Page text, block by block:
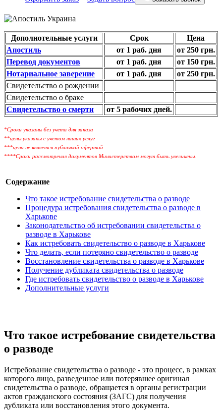
Дополнотельные услуги Срок
Цена
Апостиль
от 1 раб. дня
от 250 грн.
Перевод документов
от 1 раб. дня
от 150 грн.
Нотариальное заверение
от 1 раб. дня
от 250 грн.
Свидетельство о рождении
Свидетельство о браке
Свидетельство о смерти
от 5 рабочих дней.
*Сроки указаны без учета дня заказа
**цены указаны с учетом наших услуг
***цена не является публичной офертой
****Сроки рассмотрения документов Министерством могут быть увеличены.
Содержание
Что такое истребование свидетельства о разводе
Процедура истребования свидетельства о разводе в
Харькове
Законодательство об истребовании свидетельства о
разводе в Харькове
Как истребовать свидетельство о разводе в Харькове
Что делать, если потеряно свидетельство о разводе
Восстановление свидетельства о разводе в Харькове
Получение дубликата свидетельства о разводе
Где истребовать свидетельство о разводе в Харькове
Дополнительные услуги
Что такое истребование свидетельства
о разводе
Истребование свидетельства о разводе - это процесс, в рамках
которого лицо, разведенное или потерявшее оригинал
свидетельства о разводе, обращается в органы регистрации
актов гражданского состояния (ЗАГС) для получения
дубликата или восстановления этого документа.